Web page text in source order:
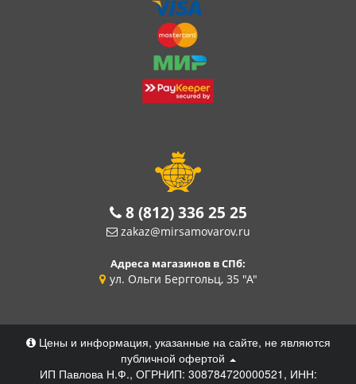
8 (812) 336 25 25
zakaz@mirsamovarov.ru
Адреса магазинов в СПб:
ул. Ольги Берггольц, 35 "А"
Цены и информация, указанные на сайте, не являются
публичной офертой
ИП Павлова Н.Ф., ОГРНИП: 308784720000521, ИНН: